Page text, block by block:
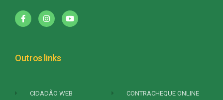
Outros links
CIDADÃO WEB CONTRACHEQUE ONLINE